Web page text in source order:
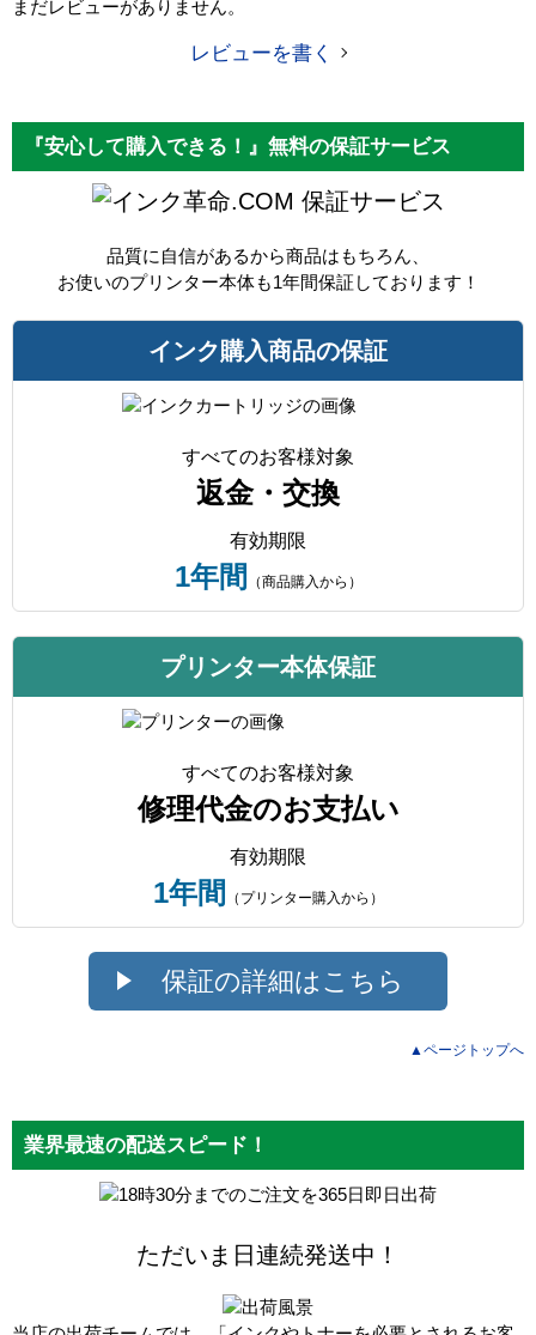
まだレビューがありません。
レビューを書く
『安心して購入できる！』無料の保証サービス
保証サービス
品質に自信があるから商品はもちろん、
お使いのプリンター本体も1年間保証しております！
インク購入商品の保証
すべてのお客様対象
返金・交換
有効期限
1年間 （商品購入から）
プリンター本体保証
すべてのお客様対象
修理代金のお支払い
有効期限
1年間 （プリンター購入から）
保証の詳細はこちら
▲ページトップへ
業界最速の配送スピード！
ただいま 日連続発送中！